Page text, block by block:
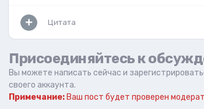
Цитата
Присоединяйтесь к
Вы можете написать сейчас и
своего аккаунта.
Примечание: Ваш пост будет проверен